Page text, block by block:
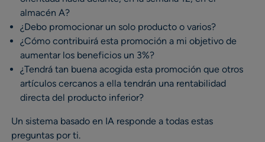
almacén A?
¿Debo promocionar un solo producto o varios?
¿Cómo contribuirá esta promoción a mi objetivo de
aumentar los beneficios un 3%?
¿Tendrá tan buena acogida esta promoción que otros
artículos cercanos a ella tendrán una rentabilidad
directa del producto inferior?
Un sistema basado en IA responde a todas estas
preguntas por ti.